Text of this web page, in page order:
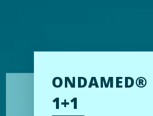
ONDAMED®
1+1